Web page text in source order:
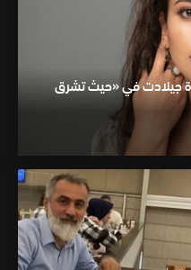
جيلادت في «حيث تشرق